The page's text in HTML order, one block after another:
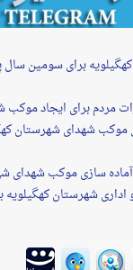
برای سومین سال
مردم برای ایجاد موکب
موکب شهدای شهرستان
سازی موکب شهدای
اداری شهرستان